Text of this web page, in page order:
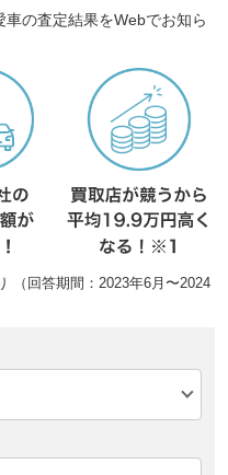
車の査定結果をWebでお知ら
（回答期間：2023年6月〜2024